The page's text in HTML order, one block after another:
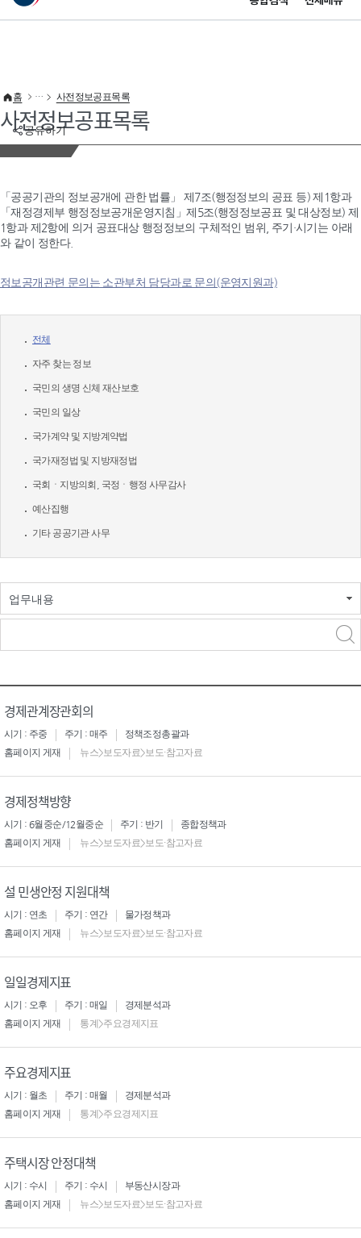
이 누리집은 대한민국 공식 전자정부 누리집입니다.
공유하기
홈 사전정보공표목록
사전정보공표목록
「공공기관의 정보공개에 관한 법률」 제7조(행정정보의 공표 등) 제1항과
「재정경제부 행정정보공개운영지침」제5조(행정정보공표 및 대상정보) 제
1항과 제2항에 의거 공표대상 행정정보의 구체적인 범위, 주기·시기는 아래
와 같이 정한다.
정보공개관련 문의는 소관부처 담당과로 문의(운영지원과)
전체
자주 찾는 정보
국민의 생명 신체 재산보호
국민의 일상
국가계약 및 지방계약법
국가재정법 및 지방재정법
국회ㆍ지방의회, 국정ㆍ행정 사무감사
예산집행
기타 공공기관 사무
업무내용
경제관계장관회의
시기 : 주중 주기 : 매주
정책조정총괄과
홈페이지 게재
뉴스>보도자료>보도·참고자료
경제정책방향
시기 : 6월중순/12월중순 주기 : 반기
종합정책과
홈페이지 게재
뉴스>보도자료>보도·참고자료
설 민생안정 지원대책
시기 : 연초 주기 : 연간
물가정책과
홈페이지 게재
뉴스>보도자료>보도·참고자료
일일경제지표
시기 : 오후 주기 : 매일
경제분석과
홈페이지 게재
통계>주요경제지표
주요경제지표
시기 : 월초 주기 : 매월
경제분석과
홈페이지 게재
통계>주요경제지표
주택시장 안정대책
시기 : 수시 주기 : 수시
부동산시장과
홈페이지 게재
뉴스>보도자료>보도·참고자료